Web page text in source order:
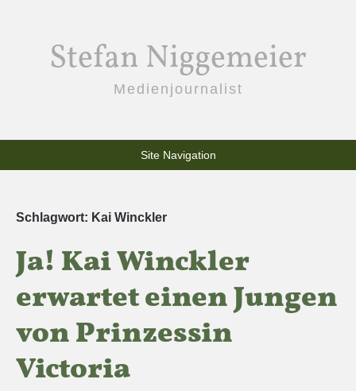
Stefan Niggemeier
Medienjournalist
Site Navigation
Schlagwort: Kai Winckler
Ja! Kai Winckler
erwartet einen Jungen
von Prinzessin
Victoria